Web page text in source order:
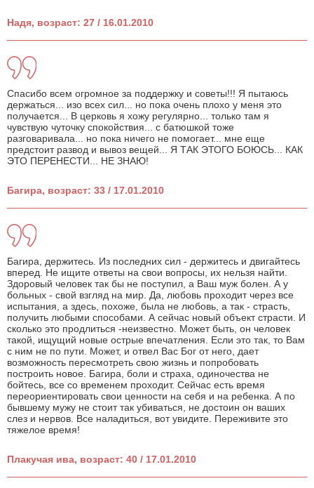
Надя, возраст: 27 / 16.01.2010
Спасибо всем огромное за поддержку и советы!!! Я пытаюсь
держаться... изо всех сил... но пока очень плохо у меня это
получается... В церковь я хожу регулярно... только там я
чувствую чуточку спокойствия... с батюшкой тоже
разговаривала... но пока ничего не помогает... мне еще
предстоит развод и вывоз вещей... Я ТАК ЭТОГО БОЮСЬ... КАК
ЭТО ПЕРЕНЕСТИ... НЕ ЗНАЮ!
Багира, возраст: 33 / 17.01.2010
Багира, держитесь. Из последних сил - держитесь и двигайтесь
вперед. Не ищите ответы на свои вопросы, их нельзя найти.
Здоровый человек так бы не поступил, а Ваш муж болен. А у
больных - свой взгляд на мир. Да, любовь проходит через все
испытания, а здесь, похоже, была не любовь, а так - страсть,
получить любыми способами. А сейчас новый объект страсти. И
сколько это продлиться -неизвестно. Может быть, он человек
такой, ищущий новые острые впечатления. Если это так, то Вам
с ним не по пути. Может, и отвел Вас Бог от него, дает
возможность пересмотреть свою жизнь и попробовать
построить новое. Багира, боли и страха, одиночества не
бойтесь, все со временем проходит. Сейчас есть время
переориентировать свои ценности на себя и на ребенка. А по
бывшему мужу не стоит так убиваться, не достоин он ваших
слез и нервов. Все наладиться, вот увидите. Переживите это
тяжелое время!
Плакучая ива, возраст: 40 / 17.01.2010